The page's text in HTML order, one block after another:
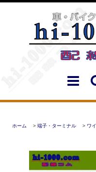
ホーム > 端子・ターミナル > ワ